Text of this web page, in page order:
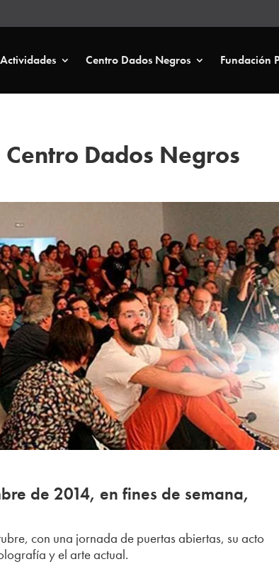
Actividades Centro Dados Negros Fundación
Centro Dados Negros
de 2014, en fines de semana,
con una jornada de puertas abiertas, su acto
y el arte actual.